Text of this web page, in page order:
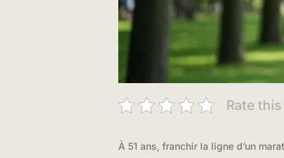
Rate
À 51 ans, franchir la ligne d’un